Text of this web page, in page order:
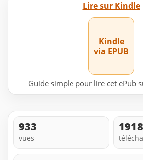
Lire sur Kindle
Kindle
via EPUB
Guide simple pour lire cet ePub
933
vues
1918